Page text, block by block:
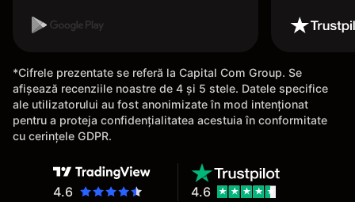
*Cifrele prezentate se referă la Capital Com Group. Se
afișează recenziile noastre de 4 și 5 stele. Datele specifice
ale utilizatorului au fost anonimizate în mod intenționat
pentru a proteja confidențialitatea acestuia în conformitate
cu cerințele GDPR.
4.6 4.6